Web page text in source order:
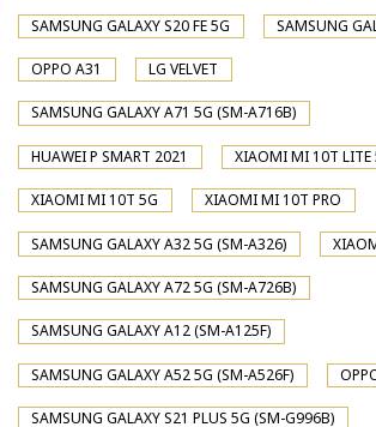
SAMSUNG GALAXY S20 FE 5G SAMSUNG
OPPO A31 LG VELVET
SAMSUNG GALAXY A71 5G (SM-A716B)
HUAWEI P SMART 2021 XIAOMI MI 10T LITE
XIAOMI MI 10T 5G XIAOMI MI 10T PRO
SAMSUNG GALAXY A32 5G (SM-A326)
SAMSUNG GALAXY A72 5G (SM-A726B)
SAMSUNG GALAXY A12 (SM-A125F)
SAMSUNG GALAXY A52 5G (SM-A526F)
SAMSUNG GALAXY S21 PLUS 5G (SM-G996B)